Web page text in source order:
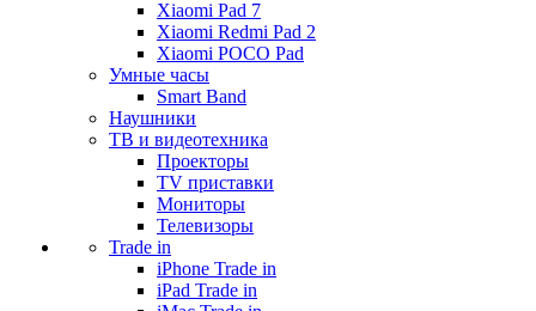
Xiaomi Pad 7
Xiaomi Redmi Pad 2
Xiaomi POCO Pad
Умные часы
Smart Band
Наушники
ТВ и видеотехника
Проекторы
TV приставки
Мониторы
Телевизоры
Trade in
iPhone Trade in
iPad Trade in